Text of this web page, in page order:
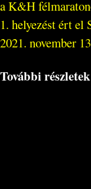
a K&H
1. helyezést ért el
2021. november
További részletek